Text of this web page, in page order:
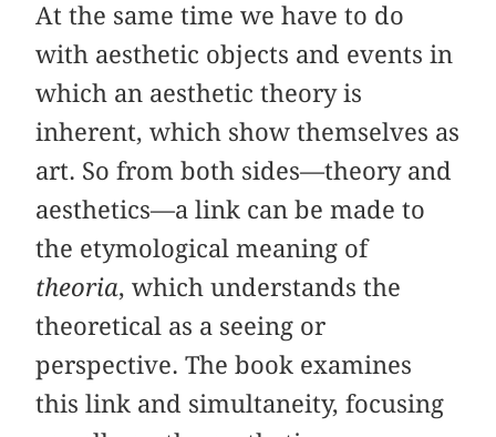
At the same time we have to do
with aesthetic objects and events in
which an aesthetic theory is
inherent, which show themselves as
art. So from both sides—theory and
aesthetics—a link can be made to
the etymological meaning of
theoria, which understands the
theoretical as a seeing or
perspective. The book examines
this link and simultaneity, focusing